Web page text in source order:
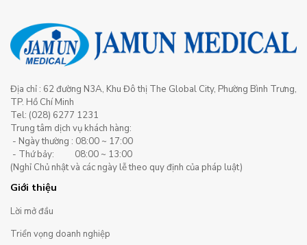
Địa chỉ : 62 đường N3A, Khu Đô thị The Global City, Phường Bình Trưng,
TP. Hồ Chí Minh
Tel: (028) 6277 1231
Trung tâm dịch vụ khách hàng:
- Ngày thường : 08:00 ~ 17:00
- Thứ bảy: 08:00 ~ 13:00
(Nghỉ Chủ nhật và các ngày lễ theo quy định của pháp luật)
Giới thiệu
Lời mở đầu
Triển vọng doanh nghiệp